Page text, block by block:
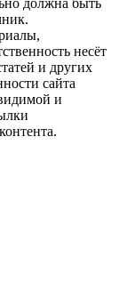
должна быть
несёт
и других
сайта
и